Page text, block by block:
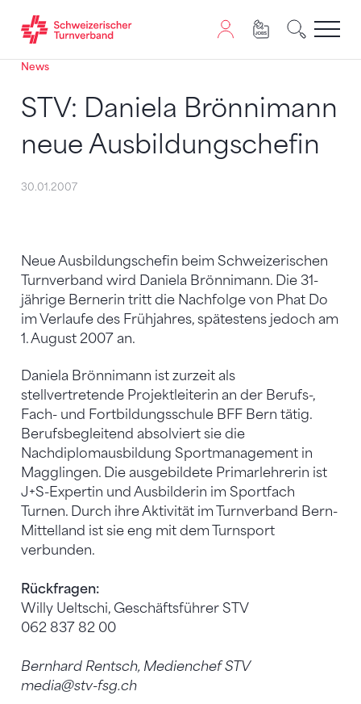
Zum Inhalt springen
Zur Sitemap navigieren
Zum Navigieren dieser Seite wird JavaScript benötigt.
News
STV: Daniela Brönnimann
neue Ausbildungschefin
30.01.2007
Neue Ausbildungschefin beim Schweizerischen
Turnverband wird Daniela Brönnimann. Die 31-
jährige Bernerin tritt die Nachfolge von Phat Do
im Verlaufe des Frühjahres, spätestens jedoch am
1. August 2007 an.
Daniela Brönnimann ist zurzeit als
stellvertretende Projektleiterin an der Berufs-,
Fach- und Fortbildungsschule BFF Bern tätig.
Berufsbegleitend absolviert sie die
Nachdiplomausbildung Sportmanagement in
Magglingen. Die ausgebildete Primarlehrerin ist
J+S-Expertin und Ausbilderin im Sportfach
Turnen. Durch ihre Aktivität im Turnverband Bern-
Mittelland ist sie eng mit dem Turnsport
verbunden.
Rückfragen:
Willy Ueltschi, Geschäftsführer STV
062 837 82 00
Bernhard Rentsch, Medienchef STV
media@stv-fsg.ch